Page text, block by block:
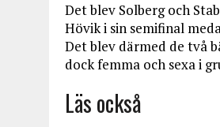
Det blev Solberg och
Hövik i sin semifinal
Det blev därmed de två
dock femma och sexa i
Läs också